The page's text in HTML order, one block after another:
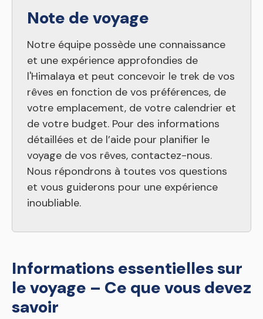
Note de voyage
Notre équipe possède une connaissance
et une expérience approfondies de
l'Himalaya et peut concevoir le trek de vos
rêves en fonction de vos préférences, de
votre emplacement, de votre calendrier et
de votre budget. Pour des informations
détaillées et de l’aide pour planifier le
voyage de vos rêves, contactez-nous.
Nous répondrons à toutes vos questions
et vous guiderons pour une expérience
inoubliable.
Informations essentielles sur
le voyage – Ce que vous devez
savoir